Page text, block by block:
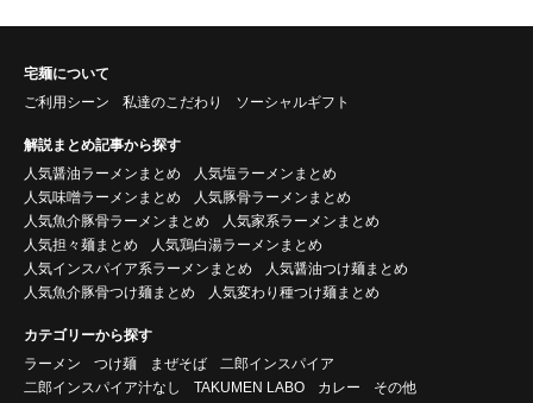
宅麺について
ご利用シーン
私達のこだわり ソーシャルギフト
解説まとめ記事から探す
人気醤油ラーメンまとめ
人気塩ラーメンまとめ
人気味噌ラーメンまとめ
人気豚骨ラーメンまとめ
人気魚介豚骨ラーメンまとめ
人気家系ラーメンまとめ
人気担々麺まとめ
人気鶏白湯ラーメンまとめ
人気インスパイア系ラーメンまとめ
人気醤油つけ麺まとめ
人気魚介豚骨つけ麺まとめ
人気変わり種つけ麺まとめ
カテゴリーから探す
ラーメン
つけ麺 まぜそば
二郎インスパイア
二郎インスパイア汁なし
TAKUMEN LABO カレー その他